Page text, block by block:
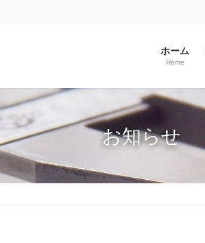
ホーム
Home
お知らせ